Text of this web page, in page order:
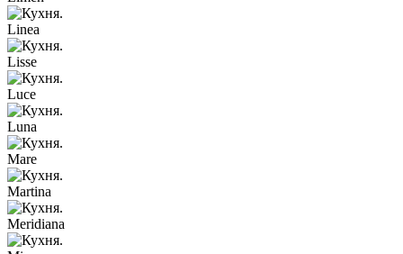
Linea
Lisse
Luce
Luna
Mare
Martina
Meridiana